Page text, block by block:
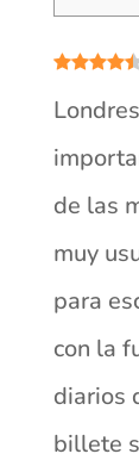
de las
muy
para
con la
diarios
billete